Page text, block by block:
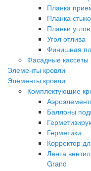
Планка
Планка
Планки углов
Угол отлива
Финишная
Фасадные кассеты
Элементы кровли
Элементы кровли
Комплектующие
Баллоны
Герметики
Корректор
Лента
Grand